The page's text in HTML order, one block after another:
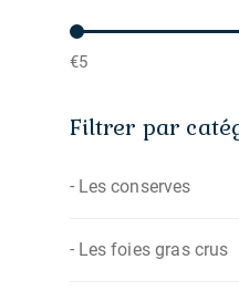
€5
Filtrer par
Les conserves
Les foies gras crus